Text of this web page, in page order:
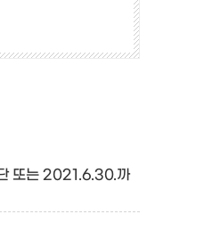
또는 2021.6.30.까